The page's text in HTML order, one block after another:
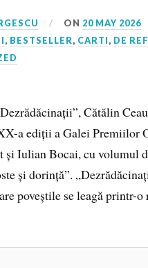
ON 20 MAY 2026
, BESTSELLER, CARTI, DE
Cătălin
a ediții a Galei Premiilor
și Iulian Bocai, cu volumul
și dorință”.
poveștile se leagă printr-